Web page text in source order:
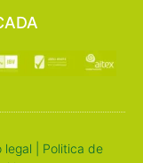
legal
Politica de